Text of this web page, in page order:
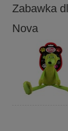
Zabawka
Nova